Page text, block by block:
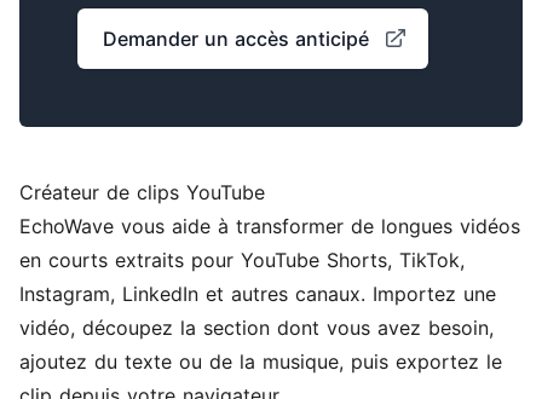
Demander un accès anticipé
Créateur de clips YouTube
EchoWave vous aide à transformer de longues vidéos
en courts extraits pour YouTube Shorts, TikTok,
Instagram, LinkedIn et autres canaux. Importez une
vidéo, découpez la section dont vous avez besoin,
ajoutez du texte ou de la musique, puis exportez le